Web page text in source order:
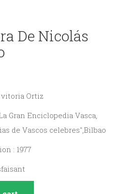
De Nicolás
vitoria Ortiz
Gran Enciclopedia Vasca,
de Vascos celebres",Bilbao
: 1977